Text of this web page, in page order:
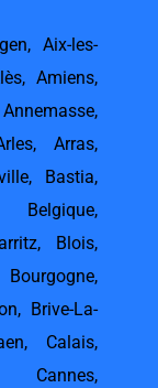
, Aix-les-
,Amiens,
Annemasse,
, Arras,
, Bastia,
Belgique,
, Blois,
Bourgogne,
, Brive-La-
, Calais,
Cannes,